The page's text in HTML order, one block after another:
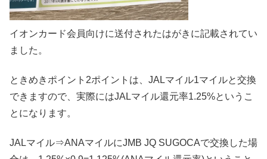
イオンカード会員向けに送付されたはがきに記載されてい
ました。
ときめきポイント2ポイントは、JALマイル1マイルと交換
できますので、実際にはJALマイル還元率1.25%というこ
とになります。
JALマイル⇒ANAマイルにJMB JQ SUGOCAで交換した場